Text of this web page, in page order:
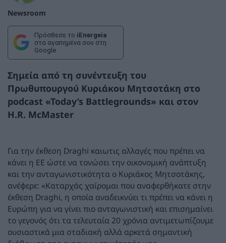
Newsroom
Πρόσθεσε το iEnergeia
στα αγαπημένα σου στη
Google
Σημεία από τη συνέντευξη του
Πρωθυπουργού Κυριάκου Μητσοτάκη στο
podcast «Today’s Battlegrounds» και στον
H.R. McMaster
Για την έκθεση Draghi καιωτις αλλαγές που πρέπει να
κάνει η ΕΕ ώστε να τονώσει την οικονομική ανάπτυξη
και την ανταγωνιστικότητα ο Κυριάκος Μητσοτάκης,
ανέφερε: «Καταρχάς χαίρομαι που αναφερθήκατε στην
έκθεση Draghi, η οποία αναδεικνύει τι πρέπει να κάνει η
Ευρώπη για να γίνει πιο ανταγωνιστική και επισημαίνει
το γεγονός ότι τα τελευταία 20 χρόνια αντιμετωπίζουμε
ουσιαστικά μια σταδιακή αλλά αρκετά σημαντική